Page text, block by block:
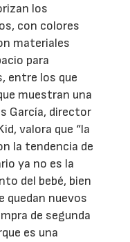
los
con colores
materiales
para
entre los que
muestran una
García, director
valora que “la
la tendencia de
ya no es la
del bebé, bien
quedan nuevos
de segunda
es una